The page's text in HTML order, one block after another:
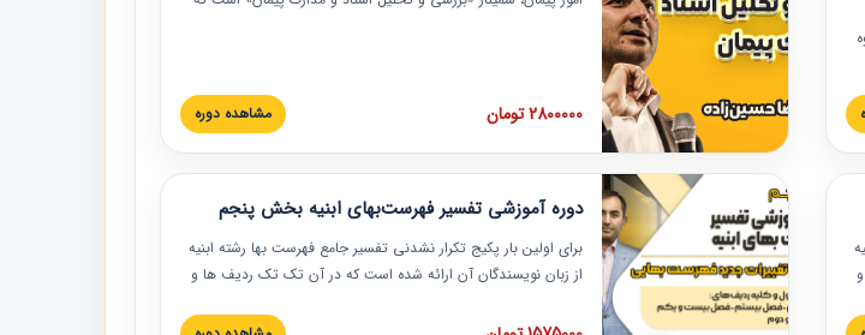
عملی در این خصوص ارائه شده است.
2800000 تومان مشاهده دوره
دوره آموزشی تفسیر فهرست‌بهای ابنیه بخش پنجم
برای اولین بار پکیج تکرار نشدنی تفسیر جامع فهرست بها رشته ابنیه
از زبان نویسندگان آن ارائه شده است که در آن تک تک ردیف ها و
تصویری بوده و به همراه تصاویر عملیات اجرایی مرتبط با ردیف های